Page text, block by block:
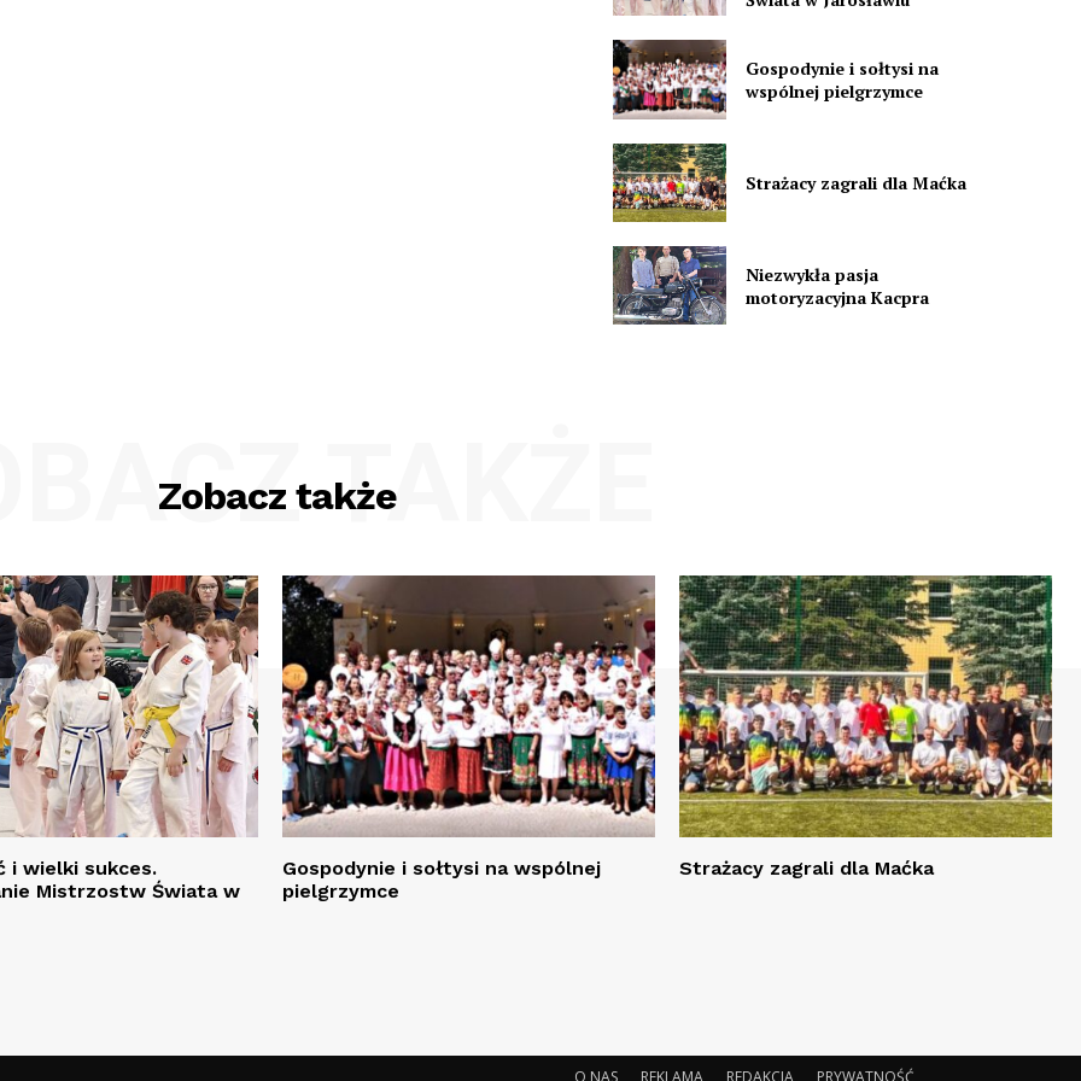
Gospodynie i sołtysi na
wspólnej pielgrzymce
Strażacy zagrali dla Maćka
Niezwykła pasja
motoryzacyjna Kacpra
Zobacz takżeTAKŻE
i wielki sukces.
Mistrzostw Świata w
Gospodynie i sołtysi na wspólnej
pielgrzymce
Strażacy zagrali dla Maćka
O NAS REKLAMA REDAKCJA PRYWATNOŚĆ